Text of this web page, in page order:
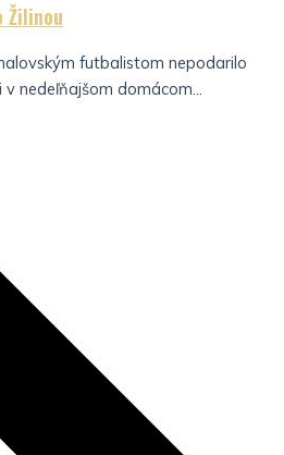
Žilinou
futbalistom nepodarilo
nedeľňajšom domácom...